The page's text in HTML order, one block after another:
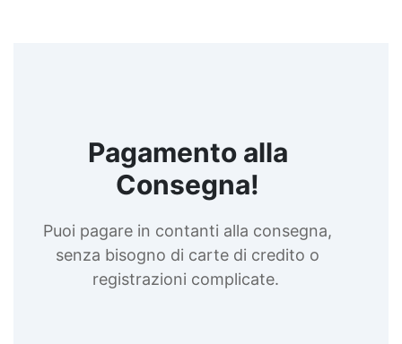
Pagamento alla
Consegna!
Puoi pagare in contanti alla consegna,
senza bisogno di carte di credito o
registrazioni complicate.